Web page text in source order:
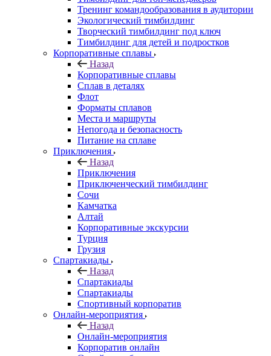
Тренинг командообразования в аудитории
Экологический тимбилдинг
Творческий тимбилдинг под ключ
Тимбилдинг для детей и подростков
Корпоративные сплавы
Назад
Корпоративные сплавы
Сплав в деталях
Флот
Форматы сплавов
Места и маршруты
Непогода и безопасность
Питание на сплаве
Приключения
Назад
Приключения
Приключенческий тимбилдинг
Сочи
Камчатка
Алтай
Корпоративные экскурсии
Турция
Грузия
Спартакиады
Назад
Спартакиады
Спартакиады
Спортивный корпоратив
Онлайн-мероприятия
Назад
Онлайн-мероприятия
Корпоратив онлайн